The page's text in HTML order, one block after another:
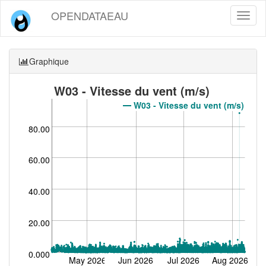
OPENDATAEAU
Graphique
W03 - Vitesse du vent (m/s)
W03 - Vitesse du vent (m/s)
0.000
20.00
40.00
60.00
80.00
May 2026 Jun 2026 Jul 2026 Aug 2026